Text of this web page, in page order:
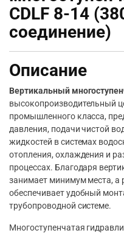
CDLF 8-14
соединение)
Описание
Вертикальный
высокопроизводительный
промышленного класса,
давления, подачи чистой
жидкостей в системах
отопления, охлаждения и
процессах. Благодаря
занимает минимум места, а
обеспечивает удобный
трубопроводной системе.
Многоступенчатая